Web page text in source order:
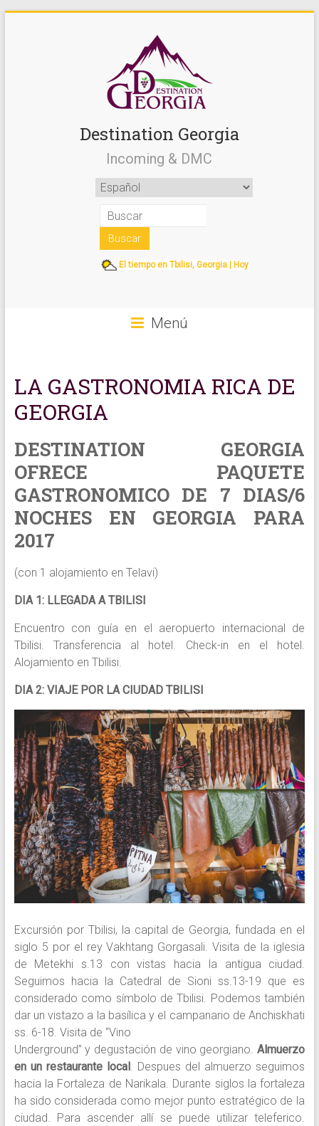
Destination Georgia
Incoming & DMC
El tiempo en Tbilisi, Georgia | Hoy
Menú
LA GASTRONOMIA RICA DE
GEORGIA
DESTINATION GEORGIA
OFRECE PAQUETE
GASTRONOMICO DE 7 DIAS/6
NOCHES EN GEORGIA PARA
2017
(con 1 alojamiento en Telavi)
DIA 1: LLEGADA A TBILISI
Encuentro con guía en el aeropuerto internacional de
Tbilisi. Transferencia al hotel. Check-in en el hotel.
Alojamiento en Tbilisi.
DIA 2: VIAJE POR LA CIUDAD TBILISI
Excursión por Tbilisi, la capital de Georgia, fundada en el
siglo 5 por el rey Vakhtang Gorgasali. Visita de la iglesia
de Metekhi s.13 con vistas hacia la antigua ciudad.
Seguimos hacia la Catedral de Sioni ss.13-19 que es
considerado como símbolo de Tbilisi. Podemos también
dar un vistazo a la basílica y el campanario de Anchiskhati
ss. 6-18. Visita de “Vino
Underground” y degustación de vino georgiano.Almuerzo
en un restaurante local . Despues del almuerzo seguimos
hacia la Fortaleza de Narikala. Durante siglos la fortaleza
ha sido considerada como mejor punto estratégico de la
ciudad. Para ascender allí se puede utilizar teleferico.